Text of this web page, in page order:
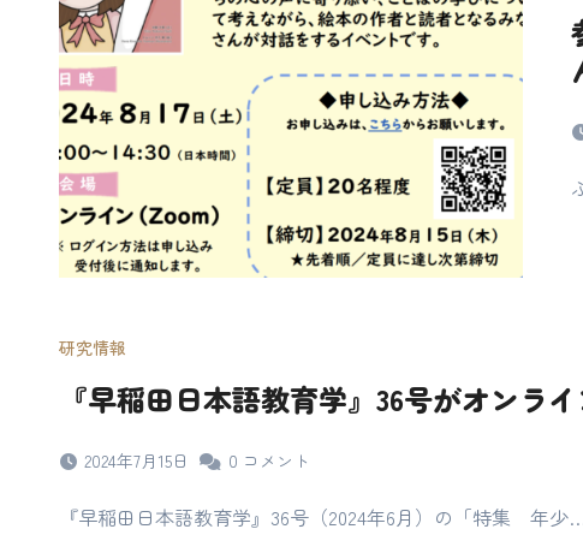
研究情報
『早稲田日本語教育学』36号がオンラ
2024年7月15日 0 コメント
『早稲田日本語教育学』36号（2024年6月）の「特集 年少